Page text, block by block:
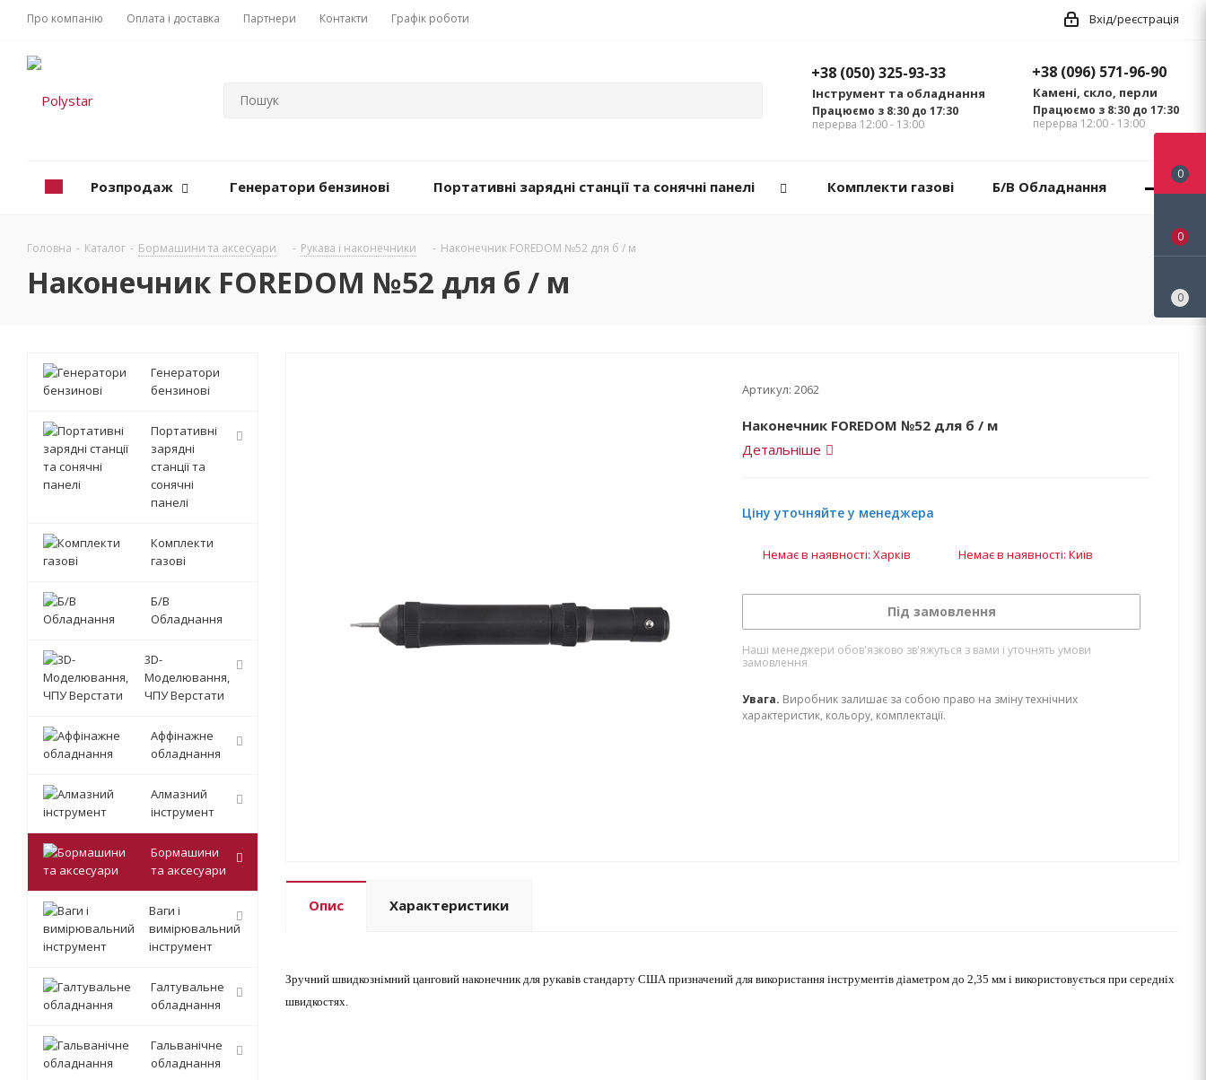
Про компанію Оплата і доставка Партнери Контакти Графік роботи Вхід/реєстрація
+38 (096) 571-96-90
Камені, скло, перли
Працюємо з 8:30 до 17:30
перерва 12:00 - 13:00
+38 (050) 325-93-33
Інструмент та обладнання
Працюємо з 8:30 до 17:30
перерва 12:00 - 13:00
Розпродаж Генератори бензинові Портативні зарядні станції та сонячні панелі Комплекти газові Б/В Обладнання
Головна - Каталог - Бормашини та аксесуари - Рукава і наконечники - Наконечник FOREDOM №52 для б / м
Наконечник FOREDOM №52 для б / м
Артикул: 2062
Наконечник FOREDOM №52 для б / м
Детальніше
Ціну уточняйте у менеджера
Немає в наявності: Харків Немає в наявності: Київ
Під замовлення
Наші менеджери обов'язково зв'яжуться з вами і уточнять умови
замовлення
Увага. Виробник залишає за собою право на зміну технічних
характеристик, кольору, комплектації.
Опис Характеристики
Зручний швидкознімний цанговий наконечник для рукавів стандарту США призначений для використання інструментів діаметром до 2,35 мм і використовується при середніх
швидкостях.
Генератори
бензинові
Портативні
зарядні
станції та
сонячні
панелі
Комплекти
газові
Б/В
Обладнання
3D-
Моделювання,
ЧПУ Верстати
Аффінажне
обладнання
Алмазний
інструмент
Бормашини
та аксесуари
Ваги і
вимірювальний
інструмент
Галтувальне
обладнання
Гальванічне
обладнання
0
0
0